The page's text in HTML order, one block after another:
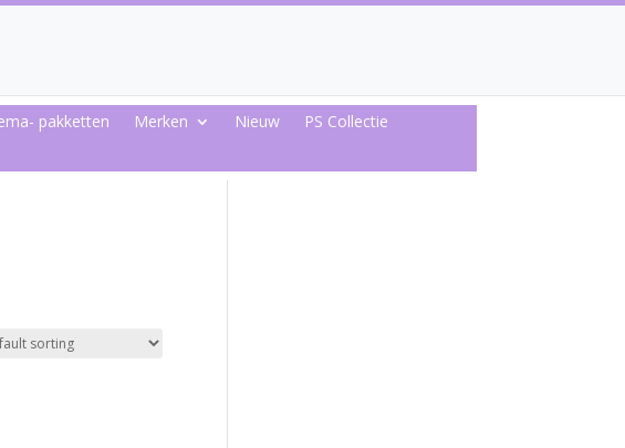
pakketten Merken Nieuw
PS Collectie